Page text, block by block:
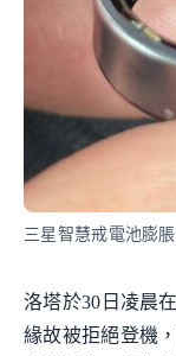
三星智慧戒電池膨
洛塔於30日凌晨
緣故被拒絕登機